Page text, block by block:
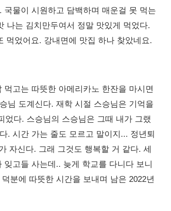
물이 시원하고 담백하며 매운걸 못 먹는
나는 김치만두여서 정말 맛있게 먹었다.
먹었어요. 강내면에 맛집 하나 찾았네요.
고는 따뜻한 아메리카노 한잔을 마시면
님 도계신다. 재학 시절 스승님은 기억을
었다. 스승님의 스승님은 그때 내가 그랬
. 시간 가는 줄도 모르고 말이지... 정년퇴
자신다. 그래 그것도 행복할 거 같다. 세
고들 사는데.. 늦게 학교를 다니다 보니
분에 따뜻한 시간을 보내며 남은 2022년